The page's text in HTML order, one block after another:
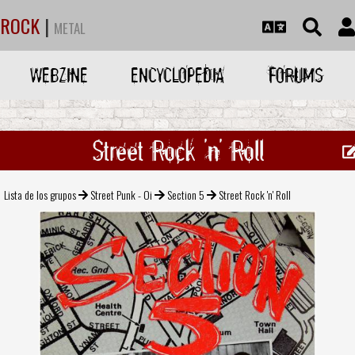
ROCK | METAL
WEBZINE ENCYCLOPEDIA FORUMS
Street Rock 'n' Roll
Lista de los grupos Street Punk - Oi Section 5 Street Rock 'n' Roll